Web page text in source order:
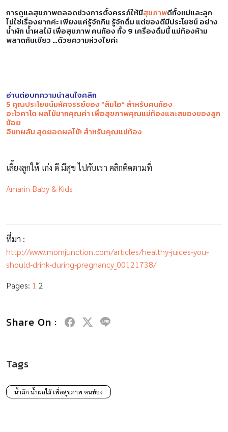
การดูแลสุขภาพตลอดช่วงการตั้งครรภ์ให้มีสุขภาพดีทั้งแม่และลูก
ไม่ใช่เรื่องยากค่ะ เพียงแค่รู้จักกิน รู้จักดื่ม แต่ของดีมีประโยชน์ อย่าง
น้ำผัก น้ำผลไม้ เพื่อสุขภาพ คนท้อง ทั้ง 9 เครื่องดื่มนี้ แม่ท้องห้าม
พลาดกันเชียว …ด้วยความห่วงใยค่ะ
อ่านต่อบทความน่าสนใจคลิก
5 คุณประโยชน์มหัศจรรย์ของ “ส้มโอ” สำหรับคนท้อง
อะโวคาโด ผลไม้มากคุณค่า เพื่อสุขภาพคุณแม่ท้องและสมองของลูก
น้อย
อินทผลัม สุดยอดผลไม้! สำหรับคุณแม่ท้อง
เลี้ยงลูกให้ เก่ง ดี มีสุข ไปกับเรา คลิกติดตามที่
Amarin Baby & Kids
ที่มา :
http://www.momjunction.com/articles/healthy-juices-you-
should-drink-during-pregnancy_00121738/
Pages: 1 2
Share On :
Tags
น้ำผัก น้ำผลไม้ เพื่อสุขภาพ คนท้อง